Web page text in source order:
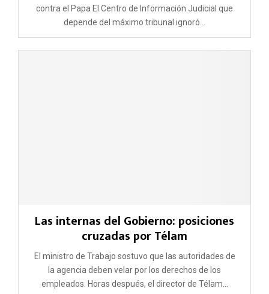
contra el Papa El Centro de Información Judicial que
depende del máximo tribunal ignoró...
Las internas del Gobierno: posiciones
cruzadas por Télam
El ministro de Trabajo sostuvo que las autoridades de
la agencia deben velar por los derechos de los
empleados. Horas después, el director de Télam...